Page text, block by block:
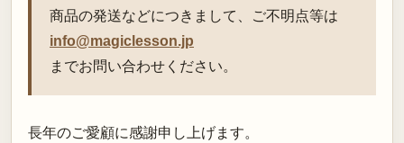
商品の発送などにつきまして、ご不明点等は
info@magiclesson.jp
までお問い合わせください。
長年のご愛顧に感謝申し上げます。